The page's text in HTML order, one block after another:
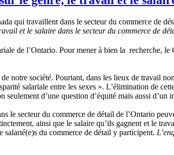
qui travaillent dans le secteur du commerce de
et le salaire dans le secteur du commerce de
de l’Ontario. Pour mener à bien la recherche, le
notre société. Pourtant, dans les lieux de travail
salariale entre les sexes ». L’élimination de
seulement d’une question d’équité mais aussi
le secteur du commerce de détail de l’Ontario
ainsi que le salaire qu’ils gagnent et le
du commerce de détail y participent.